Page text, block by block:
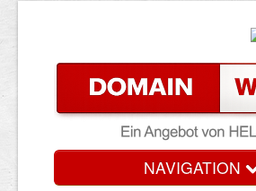
NAVIGATION